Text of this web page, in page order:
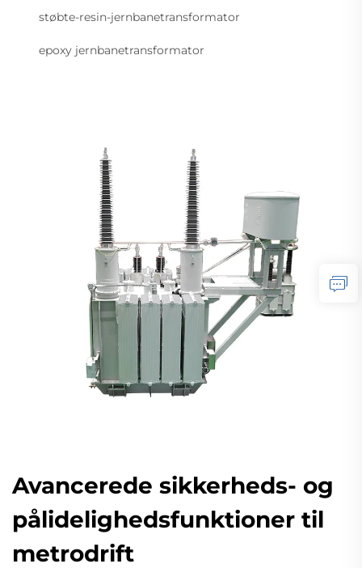
støbte-resin-jernbanetransformator
epoxy jernbanetransformator
Avancerede sikkerheds- og
pålidelighedsfunktioner til
metrodrift